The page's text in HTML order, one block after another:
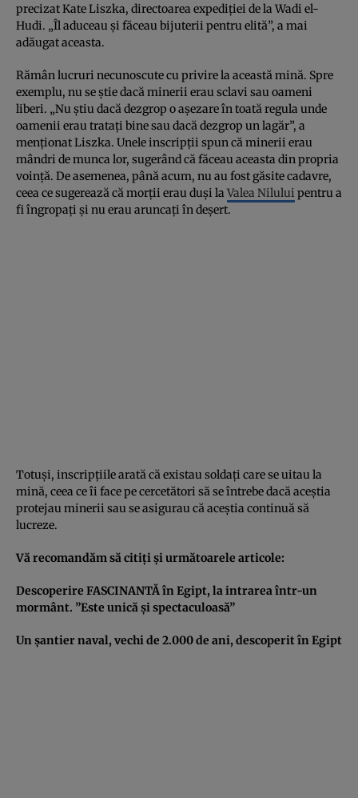
precizat Kate Liszka, directoarea expediţiei de la Wadi el-
Hudi. „Îl aduceau şi făceau bijuterii pentru elită”, a mai
adăugat aceasta.
Rămân lucruri necunoscute cu privire la această mină. Spre
exemplu, nu se ştie dacă minerii erau sclavi sau oameni
liberi. „Nu ştiu dacă dezgrop o aşezare în toată regula unde
oamenii erau trataţi bine sau dacă dezgrop un lagăr”, a
menţionat Liszka. Unele inscripţii spun că minerii erau
mândri de munca lor, sugerând că făceau aceasta din propria
voinţă. De asemenea, până acum, nu au fost găsite cadavre,
ceea ce sugerează că morţii erau duşi la Valea Nilului pentru a
fi îngropaţi şi nu erau aruncaţi în deşert.
Totuşi, inscripţiile arată că existau soldaţi care se uitau la
mină, ceea ce îi face pe cercetători să se întrebe dacă aceştia
protejau minerii sau se asigurau că aceştia continuă să
lucreze.
Vă recomandăm să citiţi şi următoarele articole:
Descoperire FASCINANTĂ în Egipt, la intrarea într-un
mormânt. ”Este unică şi spectaculoasă”
Un şantier naval, vechi de 2.000 de ani, descoperit în Egipt